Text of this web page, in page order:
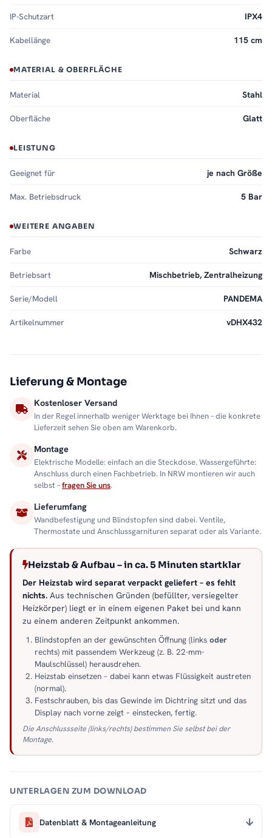
IP-Schutzart IPX4
Kabellänge 115 cm
MATERIAL & OBERFLÄCHE
Material Stahl
Oberfläche Glatt
LEISTUNG
Geeignet für je nach Größe
Max. Betriebsdruck 5 Bar
WEITERE ANGABEN
Farbe Schwarz
Betriebsart Mischbetrieb, Zentralheizung
Serie/Modell PANDEMA
Artikelnummer vDHX432
Lieferung & Montage
Kostenloser Versand
In der Regel innerhalb weniger Werktage bei Ihnen – die konkrete
Lieferzeit sehen Sie oben am Warenkorb.
Montage
Elektrische Modelle: einfach an die Steckdose. Wassergeführte:
Anschluss durch einen Fachbetrieb. In NRW montieren wir auch
selbst –fragen Sie uns.
Lieferumfang
Wandbefestigung und Blindstopfen sind dabei. Ventile,
Thermostate und Anschlussgarnituren separat oder als Variante.
Heizstab & Aufbau – in ca. 5 Minuten startklar
Der Heizstab wird separat verpackt geliefert – es fehlt
nichts. Aus technischen Gründen (befüllter, versiegelter
Heizkörper) liegt er in einem eigenen Paket bei und kann
zu einem anderen Zeitpunkt ankommen.
Blindstopfen an der gewünschten Öffnung (links oder
rechts) mit passendem Werkzeug (z. B. 22-mm-
Maulschlüssel) herausdrehen.
Heizstab einsetzen – dabei kann etwas Flüssigkeit austreten
(normal).
Festschrauben, bis das Gewinde im Dichtring sitzt und das
Display nach vorne zeigt – einstecken, fertig.
Die Anschlussseite (links/rechts) bestimmen Sie selbst bei der
Montage.
UNTERLAGEN ZUM DOWNLOAD
Datenblatt & Montageanleitung